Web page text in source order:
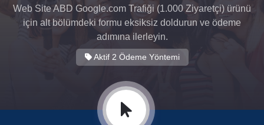
Web Site ABD Google.com Trafiği (1.000 Ziyaretçi) ürünü
için alt bölümdeki formu eksiksiz doldurun ve ödeme
adımına ilerleyin.
Aktif 2 Ödeme Yöntemi